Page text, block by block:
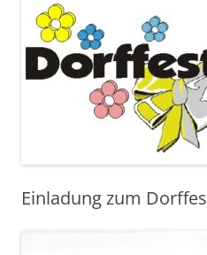
Einladung zum